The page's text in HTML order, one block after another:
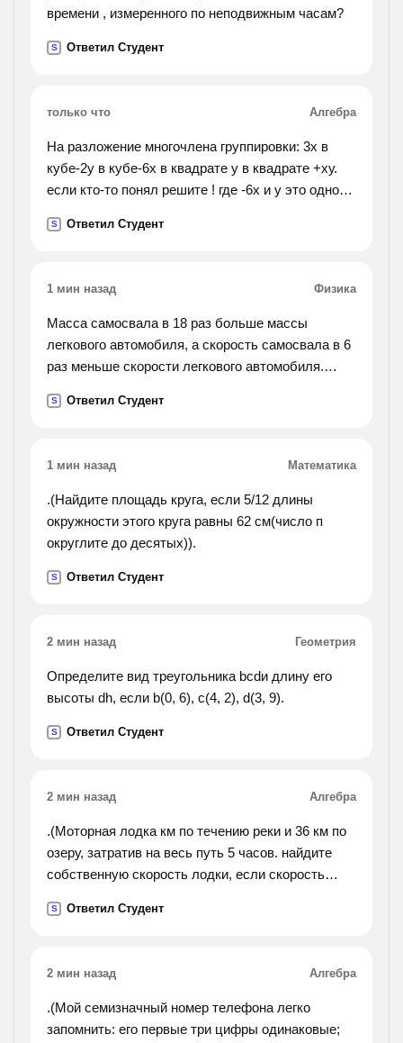
времени , измеренного по неподвижным часам?
S Ответил Студент
только что Алгебра
На разложение многочлена группировки: 3х в
кубе-2у в кубе-6х в квадрате у в квадрате +ху.
если кто-то понял решите ! где -6х и у это одно
S Ответил Студент
1 мин назад Физика
Масса самосвала в 18 раз больше массы
легкового автомобиля, а скорость самосвала в 6
раз меньше скорости легкового автомобиля.
автомобилей.
S Ответил Студент
1 мин назад Математика
.(Найдите площадь круга, если 5/12 длины
окружности этого круга равны 62 см(число п
округлите до десятых)).
S Ответил Студент
2 мин назад Геометрия
Определите вид треугольника bcdи длину его
высоты dh, если b(0, 6), c(4, 2), d(3, 9).
S Ответил Студент
2 мин назад Алгебра
.(Моторная лодка км по течению реки и 36 км по
озеру, затратив на весь путь 5 часов. найдите
собственную скорость лодки, если скорость
S Ответил Студент
2 мин назад Алгебра
.(Мой семизначный номер телефона легко
запомнить: его первые три цифры одинаковые;